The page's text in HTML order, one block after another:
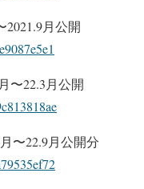
月公開
〜22.3月公開
〜22.9月公開分